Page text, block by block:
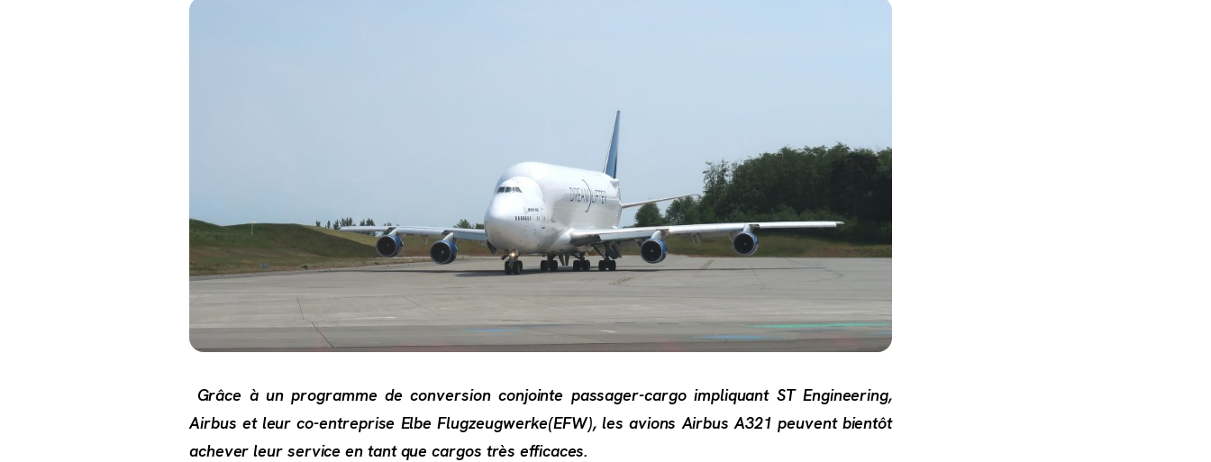
Grâce à un programme de conversion conjointe passager-cargo impliquant ST Engineering,
Airbus et leur co-entreprise Elbe Flugzeugwerke(EFW), les avions Airbus A321 peuvent bientôt
achever leur service en tant que cargos très efficaces.